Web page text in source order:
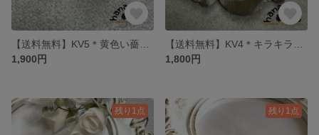
1,900円
1,800円
残り1点 残り1点